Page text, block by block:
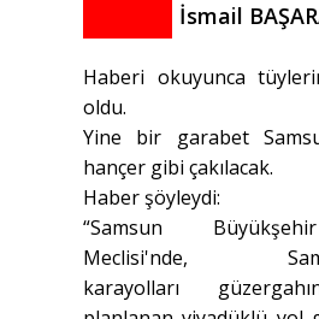
İsmail
Haberi okuyunca
oldu.
Yine bir garabet
hançer gibi çakılacak.
Haber şöyleydi:
“Samsun
Meclisi'nde,
karayolları